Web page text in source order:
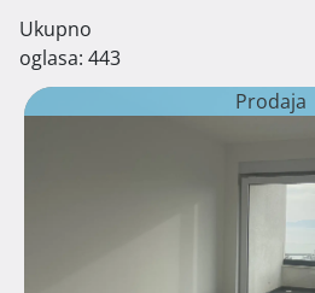
Ukupno
oglasa: 443
Prodaja